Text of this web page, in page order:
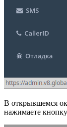
В открывшемся
нажимаете